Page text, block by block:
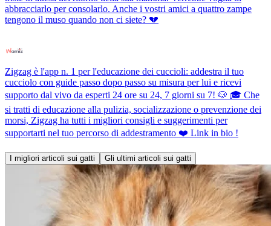
abbracciarlo per consolarlo. Anche i vostri amici a quattro zampe
tengono il muso quando non ci siete? 💔
Zigzag è l'app n. 1 per l'educazione dei cuccioli: addestra il tuo
cucciolo con guide passo dopo passo su misura per lui e ricevi
supporto dal vivo da esperti 24 ore su 24, 7 giorni su 7! 🐶 🎓 Che
si tratti di educazione alla pulizia, socializzazione o prevenzione dei
morsi, Zigzag ha tutti i migliori consigli e suggerimenti per
supportarti nel tuo percorso di addestramento ❤️ Link in bio !
I migliori articoli sui gatti Gli ultimi articoli sui gatti